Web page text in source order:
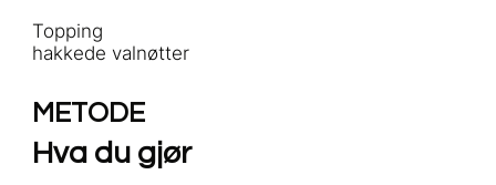
Topping
hakkede valnøtter
METODE
Hva du gjør